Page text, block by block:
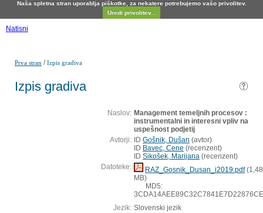
Naša spletna stran uporablja piškotke, za nekatere potrebujemo vašo privolitev.
Uredi privolitev...
Natisni
Prva stran /Izpis gradiva
Izpis gradiva
Naslov: Management temeljnih procesov :
instrumentalni in interesni vpliv na
uspešnost podjetij
Avtorji: ID Gošnik, Dušan (avtor)
ID Bavec, Cene (recenzent)
ID Sikošek, Marijana (recenzent)
Datoteke:
RAZ_Gosnik_Dusan_i2019.pdf(1,48
MB)
MD5:
Jezik: Slovenski jezik